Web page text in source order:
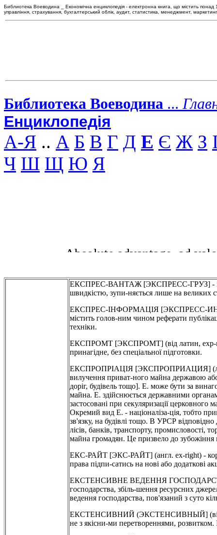
Библиотека Воеводина _ Економічна енциклопедія - електронна книга, що містить понад
управління, страхування, бухгалтерський облік, аудит, статистика, менеджмент, маркетинг
Библиотека Воеводина ...
Енциклопедія
А-Я .. А Б В Г Д Е Є Ж З
Ч Ш Щ Ю Я
ЕКСПРЕС-ВАНТАЖ [ЭКСПРЕСС-ГРУЗ] -
швидкістю, зупи-няється лише на великих
ЕКСПРЕС-ІНФОРМАЦІЯ [ЭКСПРЕСС-
містить голов-ним чином реферати
техніки.
ЕКСПРОМТ [ЭКСПРОМТ] (від латин, exp-
принагідне, без спеціальної підготовки.
ЕКСПРОПРІАЦІЯ [ЭКСПРОПРИАЦИЯ] (ла-
вилучення приват-ного майна державою
доріг, будівель тощо]. Е. може бути за
майна. Е. здійснюється державними
застосовані при секуляризації церковного
Окремий вид Е. - націоналіза-ція, тобто
зв'язку, на будівлі тощо. В УРСР
лісів, банків, транспорту, промисловості,
майна громадян. Це призвело до зубожіння
ЕКС-РАЙТ [ЭКС-РАЙТ] (англ. ex-right) - кор-
права підпи-сатись на нові або додаткові
ЕКСТЕНСИВНЕ ВЕДЕННЯ
господарства, збіль-шення ресурсних
ведення господарства, пов'язаний з суто
ЕКСТЕНСИВНИЙ (ЭКСТЕНСИВНЫЙ] (від
не з якісни-ми перетвореннями,